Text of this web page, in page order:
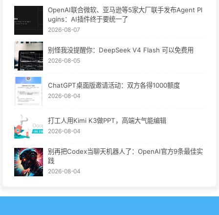
OpenAI联合微软、亚马逊等5家大厂联手发布Agent Pl
ugins：AI插件终于要统一了
2026-08-07
别怪我没提醒你：DeepSeek V4 Flash 可以免费用
2026-08-05
ChatGPT桌面版邀请活动：双方各得1000额度
2026-08-04
打工人用Kimi K3做PPT，高端大气能编辑
2026-08-04
别再把Codex当聊天机器人了：OpenAI官方9条最佳实
践
2026-08-04